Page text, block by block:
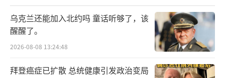
乌克兰还能加入北约吗 童话听够了，该
醒醒了。
2026-08-08 13:24:48
拜登癌症已扩散 总统健康引发政治变局